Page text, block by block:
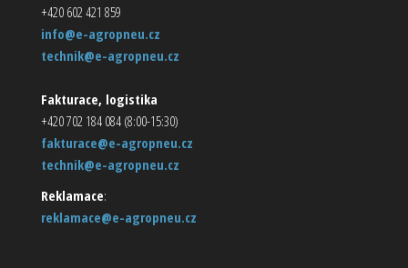
+420 602 421 859
info@e-agropneu.cz
technik@e-agropneu.cz
Fakturace, logistika
+420 702 184 084 (8:00-15:30)
fakturace@e-agropneu.cz
technik@e-agropneu.cz
Reklamace:
reklamace@e-agropneu.cz